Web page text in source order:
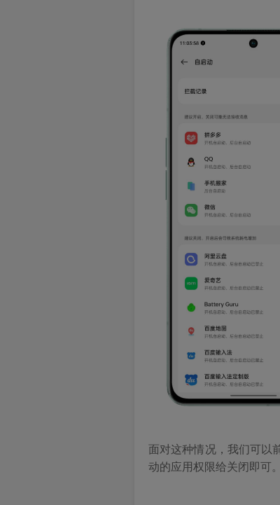
面对这种情况，我们可以
动的应用权限给关闭即可。